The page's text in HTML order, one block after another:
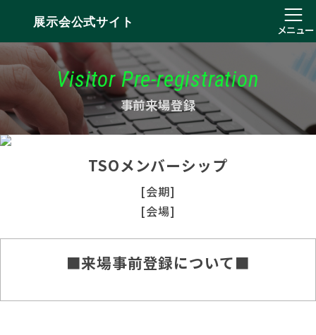
展示会公式サイト
メニュー
Visitor Pre-registration
事前来場登録
TSOメンバーシップ
[会期]
[会場]
■来場事前登録について■